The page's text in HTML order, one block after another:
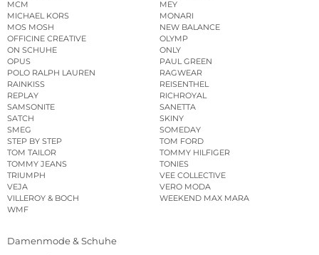
MCM
MEY
MICHAEL KORS
MONARI
MOS MOSH
NEW BALANCE
OFFICINE CREATIVE
OLYMP
ON SCHUHE
ONLY
OPUS
PAUL GREEN
POLO RALPH LAUREN
RAGWEAR
RAINKISS
REISENTHEL
REPLAY
RICHROYAL
SAMSONITE
SANETTA
SATCH
SKINY
SMEG
SOMEDAY
STEP BY STEP
TOM FORD
TOM TAILOR
TOMMY HILFIGER
TOMMY JEANS
TONIES
TRIUMPH
VEE COLLECTIVE
VEJA
VERO MODA
VILLEROY & BOCH
WEEKEND MAX MARA
WMF
Damenmode & Schuhe